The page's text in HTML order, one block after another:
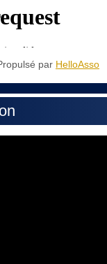
par HelloAsso